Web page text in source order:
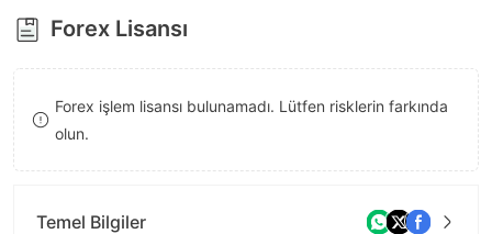
6
7
8
9
Forex Lisansı
Forex işlem lisansı bulunamadı. Lütfen risklerin farkında
olun.
Temel Bilgiler